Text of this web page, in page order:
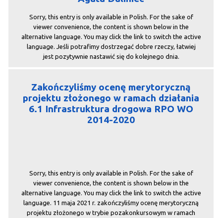
Sorry, this entry is only available in Polish. For the sake of
viewer convenience, the content is shown below in the
alternative language. You may click the link to switch the active
language. Jeśli potrafimy dostrzegać dobre rzeczy, łatwiej
jest pozytywnie nastawić się do kolejnego dnia.
Zakończyliśmy ocenę merytoryczną
projektu złożonego w ramach działania
6.1 Infrastruktura drogowa RPO WO
2014-2020
Sorry, this entry is only available in Polish. For the sake of
viewer convenience, the content is shown below in the
alternative language. You may click the link to switch the active
language. 11 maja 2021 r. zakończyliśmy ocenę merytoryczną
projektu złożonego w trybie pozakonkursowym w ramach